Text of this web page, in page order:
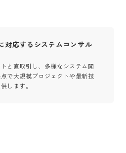
対応するシステムコンサル
と直取引し、多様なシステム開
で大規模プロジェクトや最新技
します。